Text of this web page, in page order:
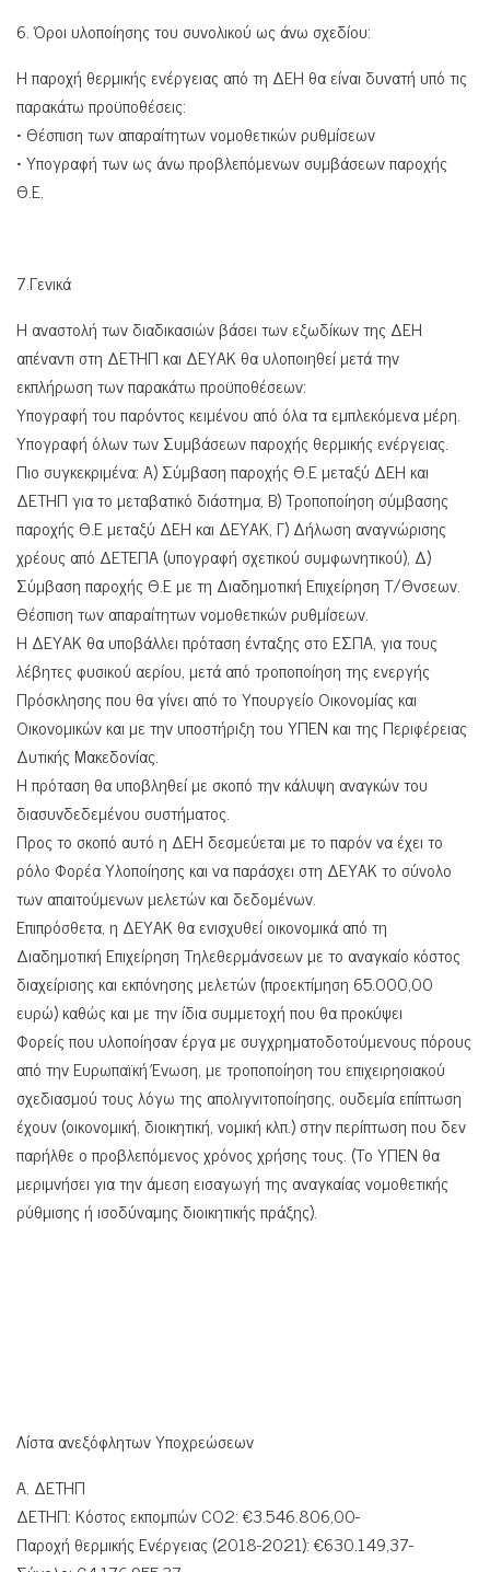
6. Όροι υλοποίησης του συνολικού ως άνω σχεδίου:
Η παροχή θερμικής ενέργειας από τη ΔΕΗ θα είναι δυνατή υπό τις
παρακάτω προϋποθέσεις:
• Θέσπιση των απαραίτητων νομοθετικών ρυθμίσεων
• Υπογραφή των ως άνω προβλεπόμενων συμβάσεων παροχής
Θ.Ε.
7.Γενικά
Η αναστολή των διαδικασιών βάσει των εξωδίκων της ΔΕΗ
απέναντι στη ΔΕΤΗΠ και ΔΕΥΑΚ θα υλοποιηθεί μετά την
εκπλήρωση των παρακάτω προϋποθέσεων:
Υπογραφή του παρόντος κειμένου από όλα τα εμπλεκόμενα μέρη.
Υπογραφή όλων των Συμβάσεων παροχής θερμικής ενέργειας.
Πιο συγκεκριμένα: Α) Σύμβαση παροχής Θ.Ε μεταξύ ΔΕΗ και
ΔΕΤΗΠ για το μεταβατικό διάστημα, Β) Τροποποίηση σύμβασης
παροχής Θ.Ε μεταξύ ΔΕΗ και ΔΕΥΑΚ, Γ) Δήλωση αναγνώρισης
χρέους από ΔΕΤΕΠΑ (υπογραφή σχετικού συμφωνητικού), Δ)
Σύμβαση παροχής Θ.Ε με τη Διαδημοτική Επιχείρηση Τ/Θνσεων.
Θέσπιση των απαραίτητων νομοθετικών ρυθμίσεων.
Η ΔΕΥΑΚ θα υποβάλλει πρόταση ένταξης στο ΕΣΠΑ, για τους
λέβητες φυσικού αερίου, μετά από τροποποίηση της ενεργής
Πρόσκλησης που θα γίνει από το Υπουργείο Οικονομίας και
Οικονομικών και με την υποστήριξη του ΥΠΕΝ και της Περιφέρειας
Δυτικής Μακεδονίας.
Η πρόταση θα υποβληθεί με σκοπό την κάλυψη αναγκών του
διασυνδεδεμένου συστήματος.
Προς το σκοπό αυτό η ΔΕΗ δεσμεύεται με το παρόν να έχει το
ρόλο Φορέα Υλοποίησης και να παράσχει στη ΔΕΥΑΚ το σύνολο
των απαιτούμενων μελετών και δεδομένων.
Επιπρόσθετα, η ΔΕΥΑΚ θα ενισχυθεί οικονομικά από τη
Διαδημοτική Επιχείρηση Τηλεθερμάνσεων με το αναγκαίο κόστος
διαχείρισης και εκπόνησης μελετών (προεκτίμηση 65.000,00
ευρώ) καθώς και με την ίδια συμμετοχή που θα προκύψει
Φορείς που υλοποίησαν έργα με συγχρηματοδοτούμενους πόρους
από την Ευρωπαϊκή Ένωση, με τροποποίηση του επιχειρησιακού
σχεδιασμού τους λόγω της απολιγνιτοποίησης, ουδεμία επίπτωση
έχουν (οικονομική, διοικητική, νομική κλπ.) στην περίπτωση που δεν
παρήλθε ο προβλεπόμενος χρόνος χρήσης τους. (Το ΥΠΕΝ θα
μεριμνήσει για την άμεση εισαγωγή της αναγκαίας νομοθετικής
ρύθμισης ή ισοδύναμης διοικητικής πράξης).
Λίστα ανεξόφλητων Υποχρεώσεων
Α. ΔΕΤΗΠ
ΔΕΤΗΠ: Κόστος εκπομπών CO2: €3.546.806,00-
Παροχή θερμικής Ενέργειας (2018-2021): €630.149,37-